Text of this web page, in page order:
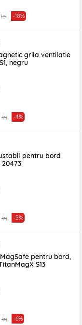
lei -18%
grila ventilatie
negru
lei -4%
pentru bord
20473
lei -5%
pentru bord,
S13
lei -6%